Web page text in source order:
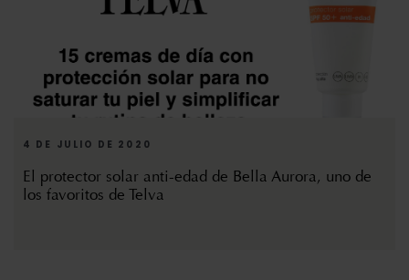
4 DE JULIO DE 2020
El protector solar anti-edad de Bella Aurora, uno de
los favoritos de Telva